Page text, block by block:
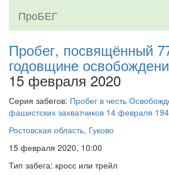
ПроБЕГ
Пробег, посвящённый
годовщине
15 февраля 2020
Серия забегов: Пробег в честь
фашистских захватчиков 14 февраля
Ростовская область, Гуково
15 февраля 2020, 10:00
Тип забега: кросс или трейл